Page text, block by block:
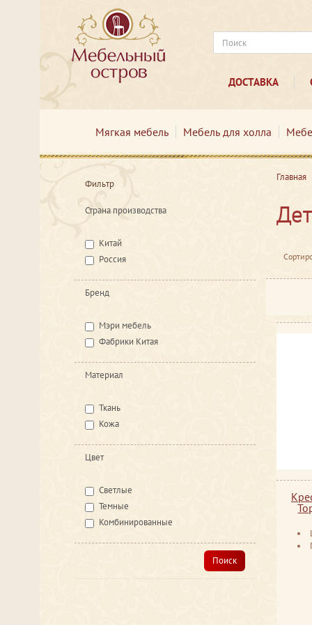
ДОСТАВКА
Мягкая мебель Мебель для холла
Фильтр
Страна производства
Китай
Россия
Бренд
Мэри мебель
Фабрики Китая
Материал
Ткань
Кожа
Цвет
Светлые
Темные
Комбинированные
Поиск
Главная